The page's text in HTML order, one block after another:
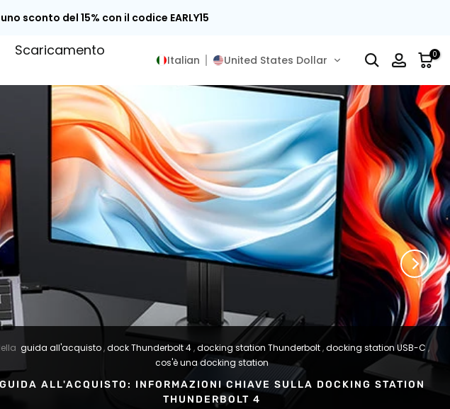
sconto del 15% con il codice EARLY15
Scaricamento
Italian United States Dollar 0
guida all'acquisto,dock Thunderbolt 4,docking station Thunderbolt,docking station USB-C,
cos'è una docking station
GUIDA ALL'ACQUISTO: INFORMAZIONI CHIAVE SULLA DOCKING STATION
THUNDERBOLT 4